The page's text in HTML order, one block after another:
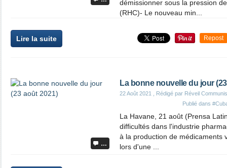
démissionner sous la pression
(RHC)- Le nouveau min...
Lire la suite Repost
…
La bonne nouvelle du jour
22 Août 2021
, Rédigé par Réveil
Publié dans
La Havane, 21 août (Prensa
difficultés dans l'industrie
à la production de médicaments
lors d'une ...